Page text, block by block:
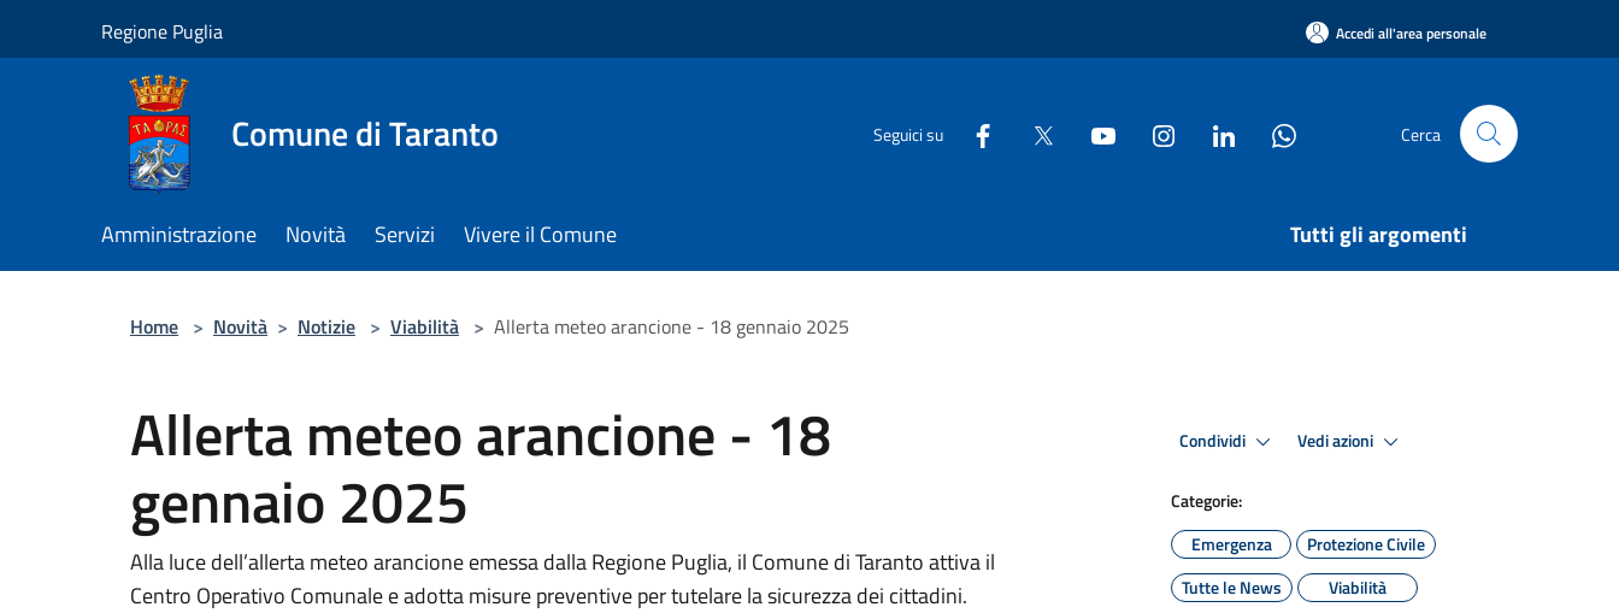
Regione Puglia Accedi all'area personale
Comune di Taranto Seguici su Cerca
Amministrazione Novità Servizi Vivere il Comune Tutti gli argomenti
Home > Novità > Notizie > Viabilità > Allerta meteo arancione - 18 gennaio 2025
Allerta meteo arancione - 18
gennaio 2025
Alla luce dell’allerta meteo arancione emessa dalla Regione Puglia, il Comune di Taranto attiva il
Centro Operativo Comunale e adotta misure preventive per tutelare la sicurezza dei cittadini.
Condividi Vedi azioni
Categorie:
Emergenza
Protezione Civile
Tutte le News
Viabilità